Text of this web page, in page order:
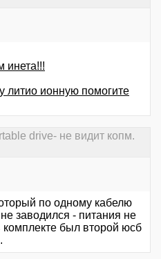
инета!!!
литио ионную помогите
drive- не видит копм.
по одному кабелю
заводился - питания не
комплекте был второй юсб